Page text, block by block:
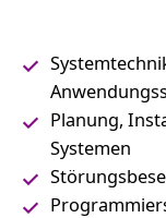
Planung,
Systemen